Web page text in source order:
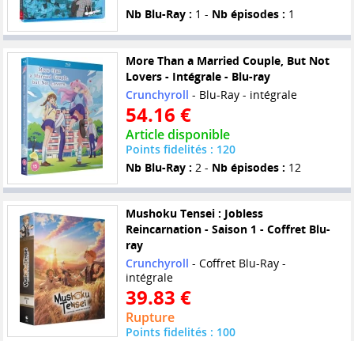
Nb Blu-Ray : 1 - Nb épisodes : 1
More Than a Married Couple, But Not
Lovers - Intégrale - Blu-ray
Crunchyroll - Blu-Ray - intégrale
54.16 €
Article disponible
Points fidelités : 120
Nb Blu-Ray : 2 - Nb épisodes : 12
Mushoku Tensei : Jobless
Reincarnation - Saison 1 - Coffret Blu-
ray
Crunchyroll - Coffret Blu-Ray -
intégrale
39.83 €
Rupture
Points fidelités : 100